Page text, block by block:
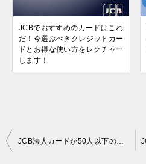
JCBでおすすめのカードはこれ
だ！今選ぶべきクレジットカー
ドとお得な使い方をレクチャー
します！
投
稿
JCB法人カードが50人以下の会社社長や個人事業主にイチオシのワケ